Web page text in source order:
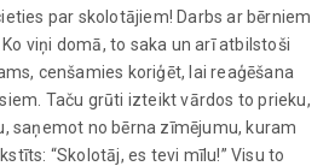
par skolotājiem! Darbs ar bērniem
viņi domā, to saka un arī atbilstoši
cenšamies koriģēt, lai reaģēšana
Taču grūti izteikt vārdos to prieku,
saņemot no bērna zīmējumu, kuram
“Skolotāj, es tevi mīlu!” Visu to